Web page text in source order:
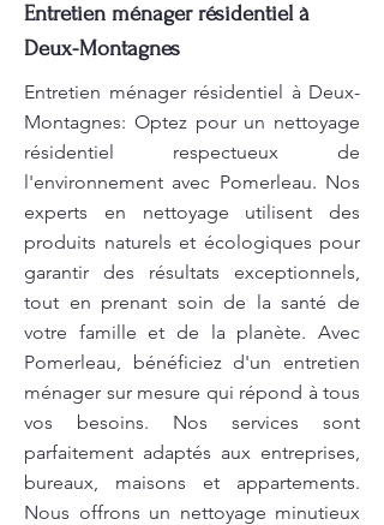
Entretien ménager résidentiel à
Deux-Montagnes
Entretien ménager résidentiel à Deux-
Montagnes: Optez pour un nettoyage
résidentiel respectueux de
l'environnement avec Pomerleau. Nos
experts en nettoyage utilisent des
produits naturels et écologiques pour
garantir des résultats exceptionnels,
tout en prenant soin de la santé de
votre famille et de la planète. Avec
Pomerleau, bénéficiez d'un entretien
ménager sur mesure qui répond à tous
vos besoins. Nos services sont
parfaitement adaptés aux entreprises,
bureaux, maisons et appartements.
Nous offrons un nettoyage minutieux